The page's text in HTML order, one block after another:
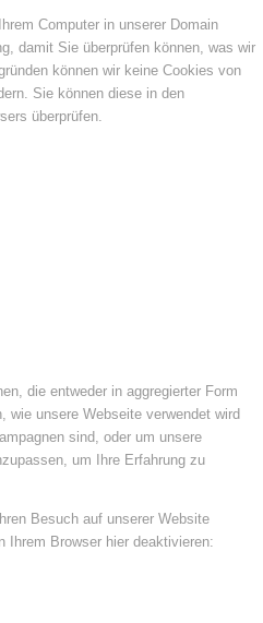
Computer in unserer Domain
damit Sie überprüfen können, was wir
können wir keine Cookies von
Sie können diese in den
überprüfen.
die entweder in aggregierter Form
wie unsere Webseite verwendet wird
sind, oder um unsere
um Ihre Erfahrung zu
Besuch auf unserer Website
Ihrem Browser hier deaktivieren: